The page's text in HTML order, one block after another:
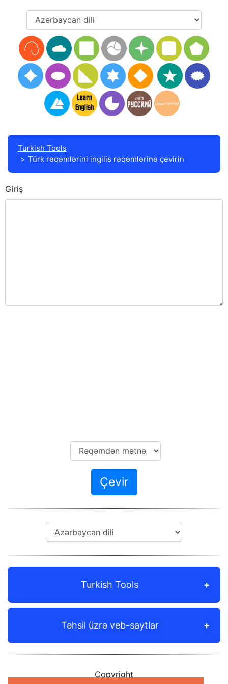
Turkish Tools
Türk rəqəmlərini ingilis rəqəmlərinə çevirin
Giriş
Çevir
Turkish Tools
Təhsil üzrə veb-saytlar
Copyright